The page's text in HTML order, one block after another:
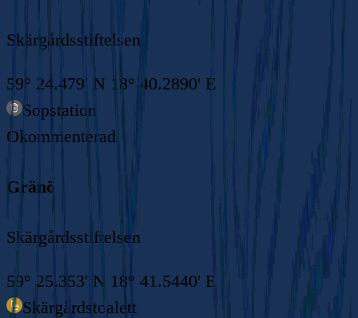
Skärgårdsstiftelsen
59° 24.479' N 18° 40.2890' E
Sopstation
Okommenterad
Gränö
Skärgårdsstiftelsen
59° 25.353' N 18° 41.5440' E
Skärgårdstoalett